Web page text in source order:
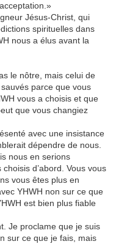
Jésus-Christ, qui
spirituelles dans
nous a élus avant la
le nôtre, mais celui de
parce que vous
vous a choisis et que
que vous changiez
avec une insistance
dépendre de nous.
nous en serions
d’abord. Vous vous
vous êtes plus en
YHWH non sur ce que
est bien plus fiable
Je proclame que je suis
sur ce que je fais, mais